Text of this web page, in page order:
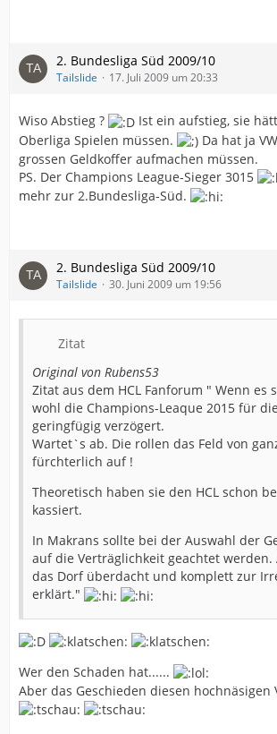
2. Bundesliga Süd 2009/10
Tailslide 17. Juli 2009 um 20:33
Wiso Abstieg ?
Ist ein aufstieg, sie
Oberliga Spielen müssen.
Da hat ja
grossen Geldkoffer aufmachen müssen.
PS. Der Champions League-Sieger 3015
mehr zur 2.Bundesliga-Süd.
2. Bundesliga Süd 2009/10
Tailslide 30. Juni 2009 um 19:56
Zitat
Original von Rubens53
Zitat aus dem HCL Fanforum " Wenn es
wohl die Champions-Leaque 2015 für
geringfügig verzögert.
Wartet`s ab. Die rollen das Feld von
fürchterlich auf !
Theoretisch haben sie den HCL schon
kassiert.
In Makrans sollte bei der Auswahl der
auf die Verträglichkeit geachtet werden.
das Dorf überdacht und komplett zur
erklärt."
Wer den Schaden hat......
Aber das Geschieden diesen hochnäsigen